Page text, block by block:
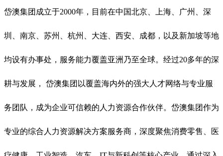
岱澳集团成立于2000年，目前在中国北京、上海、广州、深
圳、南京、苏州、杭州、大连、西安、成都，以及新加坡等地
均设有办事处，服务能力覆盖亚洲乃至全球。经过20多年的深
耕与发展， 岱澳集团以覆盖海内外的强大人才网络与专业服
务团队，成为企业可信赖的人力资源合作伙伴。岱澳集团作为
专业的综合人力资源解决方案服务商，深度聚焦消费零售、医